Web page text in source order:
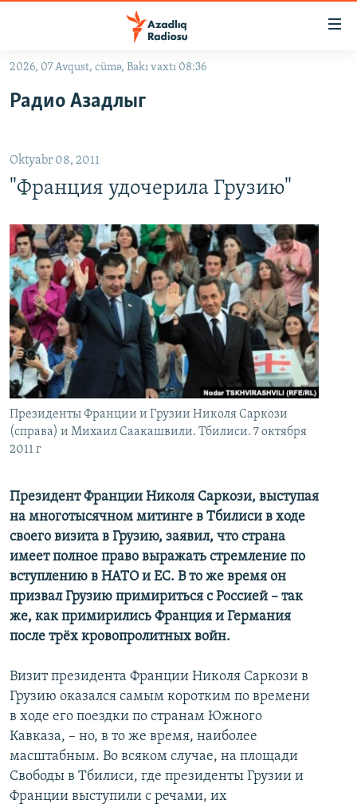
Əsas
qayıt
qayıt
Axtarışa
#İZAHLA
#ƏSLINDƏ
FƏRQƏ BAX
QANUNI DOĞRU
ARAŞDIRMA
MULTIMEDIA
VIDEO
FOTOQALEREYA
İNFOQRAFIKA
KARIKATURA
RADIO ARXIV
OXU ZALI
AZƏRBAYCAN ƏDƏBIYYATI KITABXANASI
İSLAM VƏ DEMOKRATIYA
İZ - MƏDƏNIYYƏT PROQRAMI
HAQQIMIZDA
MISSIYAMIZ
PEŞƏ ETIKASI VƏ JURNALISTIKA STANDARTLARIMIZ
MATERIALLARIMIZDAN ISTIFADƏ
BIZIMLƏ ƏLAQƏ
XƏBƏR BÜLLETENLƏRIMIZ
BIZI IZLƏ
2026, 07 Avqust, cümə, Bakı vaxtı 08:36
Радио Азадлыг
Oktyabr 08, 2011
"Франция удочерила Грузию"
Президенты Франции и Грузии Николя Саркози
(справа) и Михаил Саакашвили. Тбилиси. 7 октября
2011 г
Президент Франции Николя Саркози, выступая
на многотысячном митинге в Тбилиси в ходе
своего визита в Грузию, заявил, что страна
имеет полное право выражать стремление по
вступлению в НАТО и ЕС. В то же время он
призвал Грузию примириться с Россией – так
же, как примирились Франция и Германия
после трёх кровопролитных войн.
Визит президента Франции Николя Саркози в
Грузию оказался самым коротким по времени
в ходе его поездки по странам Южного
Кавказа, – но, в то же время, наиболее
масштабным. Во всяком случае, на площади
Свободы в Тбилиси, где президенты Грузии и
Франции выступили с речами, их